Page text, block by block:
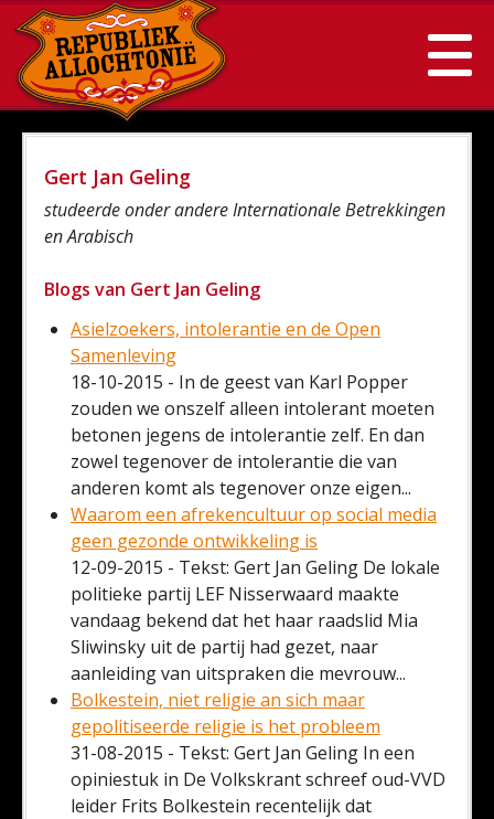
Gert Jan Geling
studeerde onder andere Internationale Betrekkingen
en Arabisch
Blogs van Gert Jan Geling
Asielzoekers, intolerantie en de Open
Samenleving
18-10-2015 - In de geest van Karl Popper
zouden we onszelf alleen intolerant moeten
betonen jegens de intolerantie zelf. En dan
zowel tegenover de intolerantie die van
anderen komt als tegenover onze eigen...
Waarom een afrekencultuur op social media
geen gezonde ontwikkeling is
12-09-2015 - Tekst: Gert Jan Geling De lokale
politieke partij LEF Nisserwaard maakte
vandaag bekend dat het haar raadslid Mia
Sliwinsky uit de partij had gezet, naar
aanleiding van uitspraken die mevrouw...
Bolkestein, niet religie an sich maar
gepolitiseerde religie is het probleem
31-08-2015 - Tekst: Gert Jan Geling In een
opiniestuk in De Volkskrant schreef oud-VVD
leider Frits Bolkestein recentelijk dat